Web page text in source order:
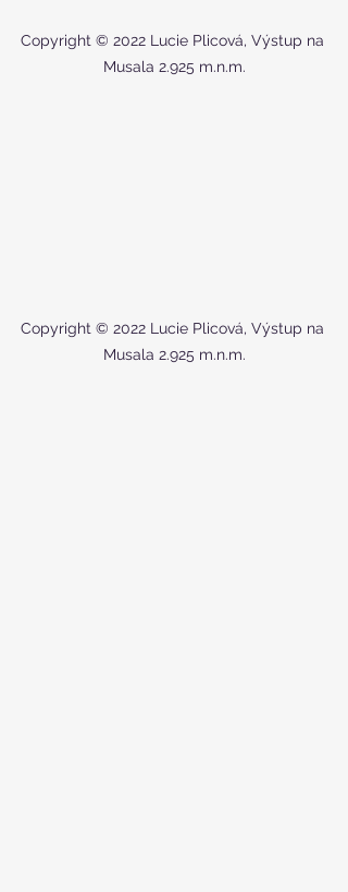
Copyright © 2022 Lucie Plicová, Výstup na
Musala 2.925 m.n.m.
Copyright © 2022 Lucie Plicová, Výstup na
Musala 2.925 m.n.m.